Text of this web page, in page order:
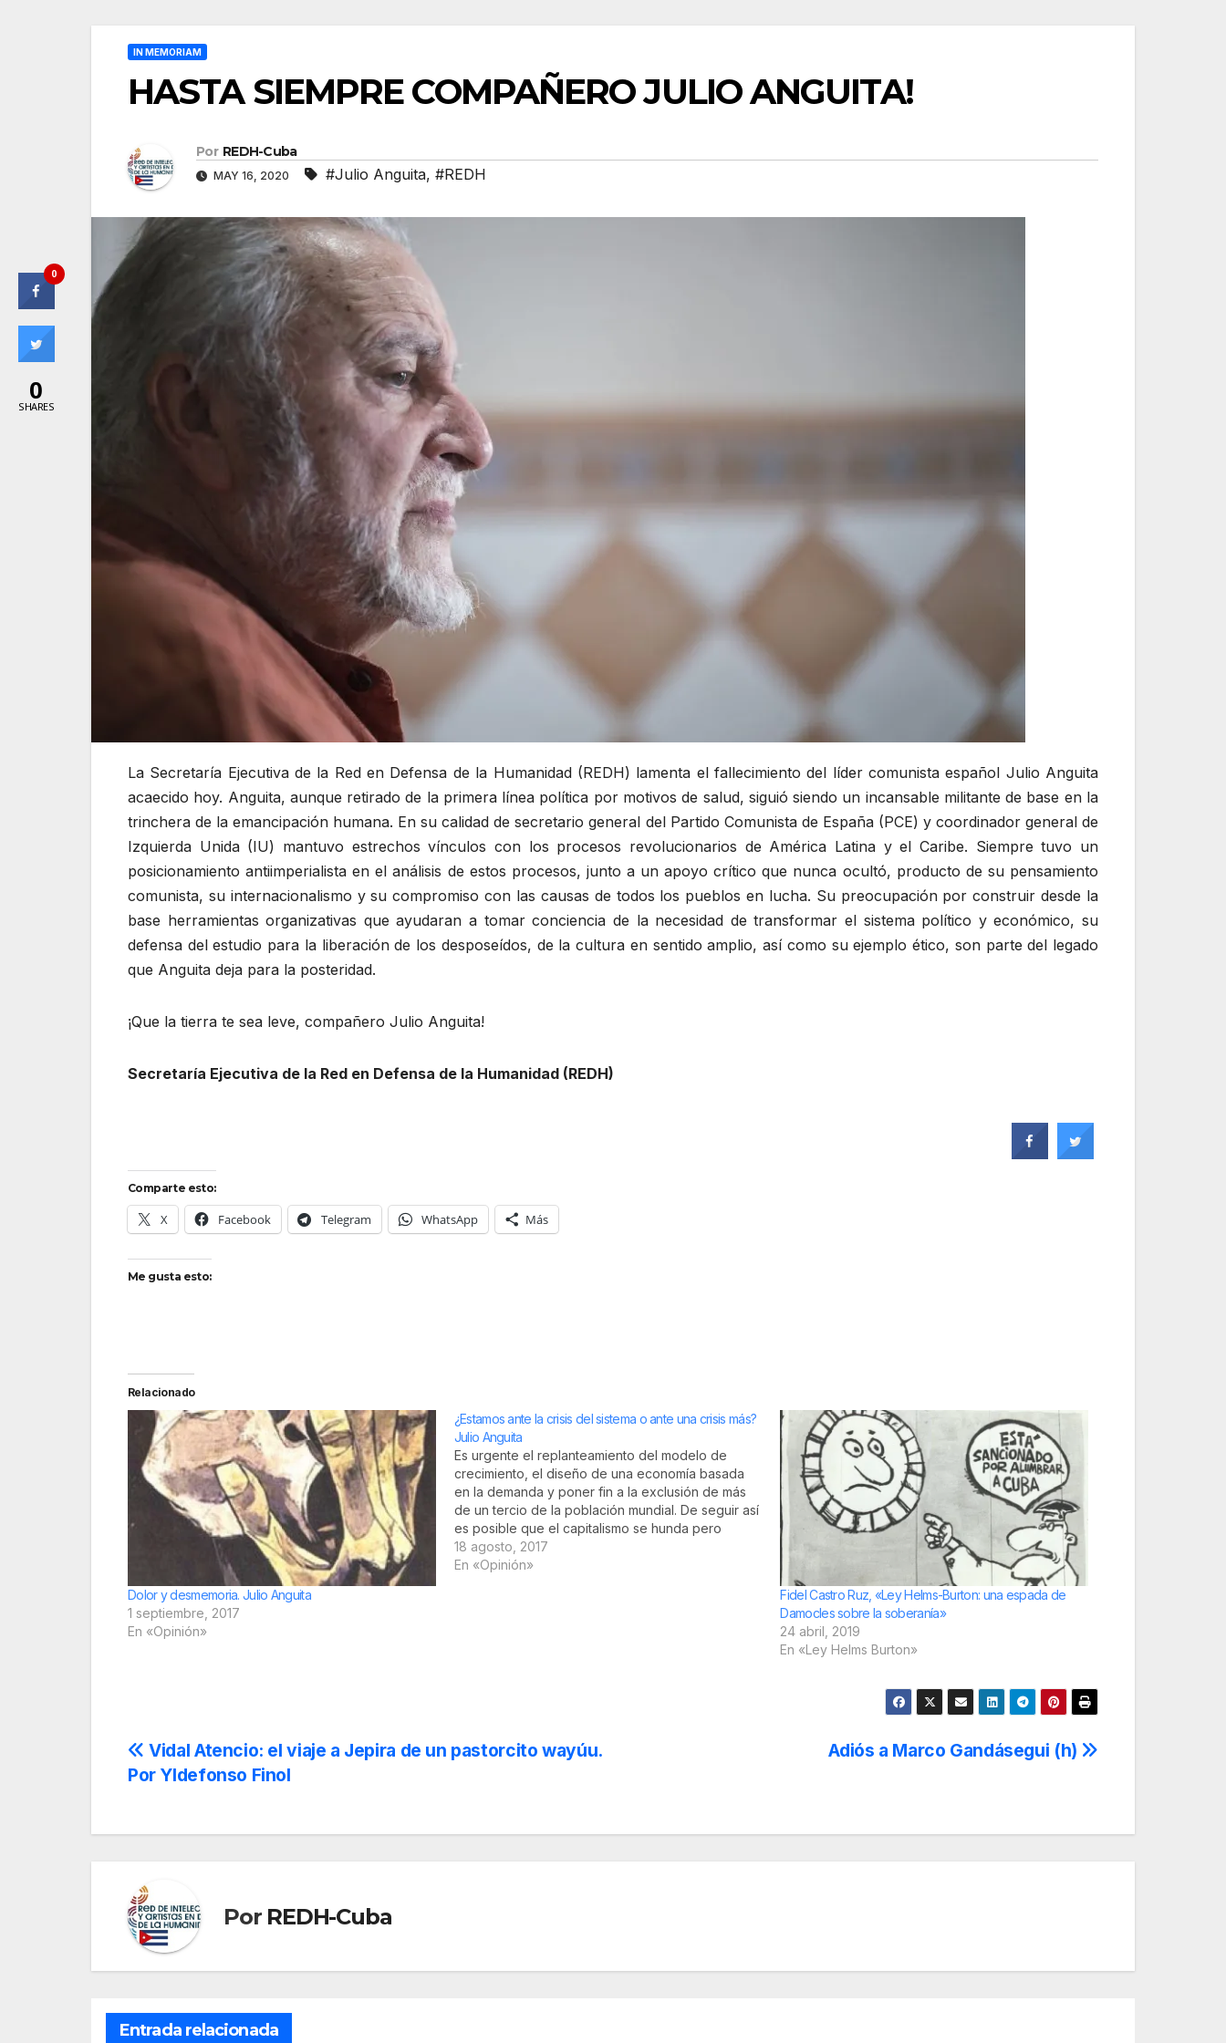
IN MEMORIAM
HASTA SIEMPRE COMPAÑERO JULIO ANGUITA!
Por REDH-Cuba
MAY 16, 2020 #Julio Anguita, #REDH
La Secretaría Ejecutiva de la Red en Defensa de la Humanidad (REDH) lamenta el fallecimiento del líder comunista español Julio Anguita
acaecido hoy. Anguita, aunque retirado de la primera línea política por motivos de salud, siguió siendo un incansable militante de base en la
trinchera de la emancipación humana. En su calidad de secretario general del Partido Comunista de España (PCE) y coordinador general de
Izquierda Unida (IU) mantuvo estrechos vínculos con los procesos revolucionarios de América Latina y el Caribe. Siempre tuvo un
posicionamiento antiimperialista en el análisis de estos procesos, junto a un apoyo crítico que nunca ocultó, producto de su pensamiento
comunista, su internacionalismo y su compromiso con las causas de todos los pueblos en lucha. Su preocupación por construir desde la
base herramientas organizativas que ayudaran a tomar conciencia de la necesidad de transformar el sistema político y económico, su
defensa del estudio para la liberación de los desposeídos, de la cultura en sentido amplio, así como su ejemplo ético, son parte del legado
que Anguita deja para la posteridad.
¡Que la tierra te sea leve, compañero Julio Anguita!
Secretaría Ejecutiva de la Red en Defensa de la Humanidad (REDH)
Comparte esto:
X Facebook Telegram WhatsApp Más
Me gusta esto:
Relacionado
Dolor y desmemoria. Julio Anguita
1 septiembre, 2017
En «Opinión»
¿Estamos ante la crisis del sistema o ante una crisis más?
Julio Anguita
Es urgente el replanteamiento del modelo de
crecimiento, el diseño de una economía basada
en la demanda y poner fin a la exclusión de más
de un tercio de la población mundial. De seguir así
es posible que el capitalismo se hunda pero
arrastrará en su caída cualquier atisbo de…
18 agosto, 2017
En «Opinión»
Fidel Castro Ruz, «Ley Helms-Burton: una espada de
Damocles sobre la soberanía»
24 abril, 2019
En «Ley Helms Burton»
Navegación
entradas
Adiós a Marco Gandásegui (h)
Vidal Atencio: el viaje a Jepira de un pastorcito wayúu.
Por Yldefonso Finol
Por REDH-Cuba
Entrada relacionada
0
0
SHARES